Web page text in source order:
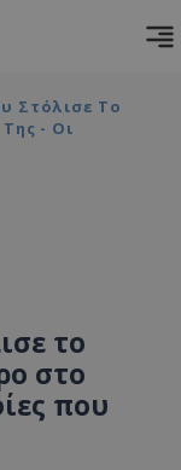
Στόλισε Το
- Οι
το
στο
που